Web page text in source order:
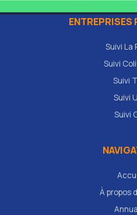
ENTREPRISES
Suivi La
Suivi
Suivi
Suivi
Suivi
À propos